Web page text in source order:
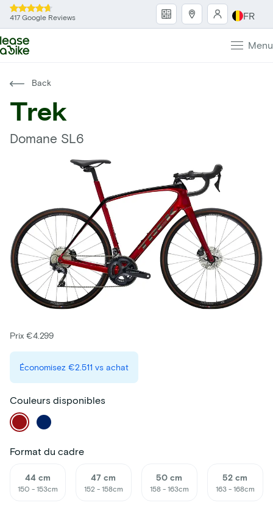
417 Google Reviews FR
Menu
Back
Trek
Domane SL6
Prix €4.299
Économisez €2.511 vs achat
Couleurs disponibles
Format du cadre
44 cm
150 - 153cm
47 cm
152 - 158cm
50 cm
158 - 163cm
52 cm
163 - 168cm